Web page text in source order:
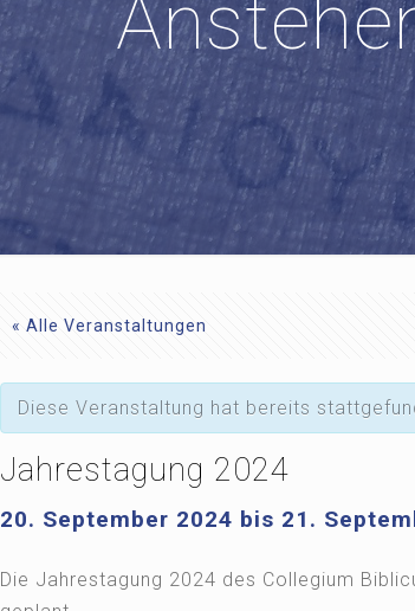
« Alle Veranstaltungen
Diese Veranstaltung hat bereits
Jahrestagung 2024
20. September 2024 bis 21.
Die Jahrestagung 2024 des Collegium